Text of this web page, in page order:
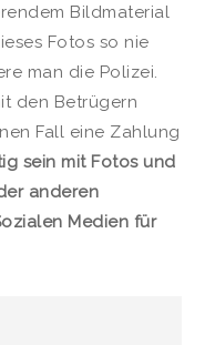
Bildmaterial
Fotos so nie
man die Polizei.
den Betrügern
Fall eine Zahlung
sein mit Fotos und
anderen
Medien für